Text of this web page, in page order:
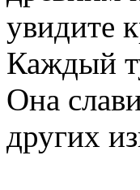
увидите
Каждый
Она
других